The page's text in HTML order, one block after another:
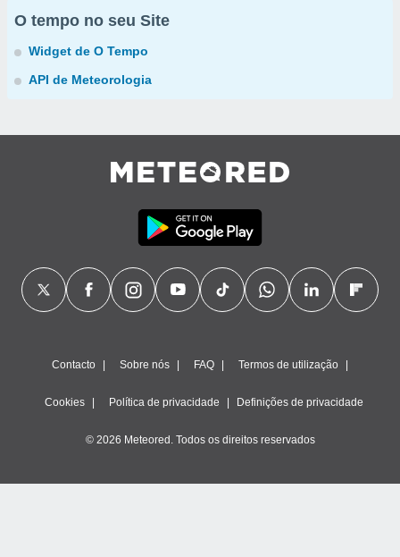
O tempo no seu Site
Widget de O Tempo
API de Meteorologia
Contacto Sobre nós FAQ Termos de utilização
Cookies Política de privacidade Definições de privacidade
© 2026 Meteored. Todos os direitos reservados